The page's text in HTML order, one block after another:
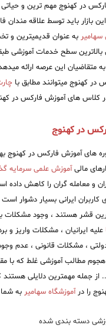
در کهنوج مهم ترین و
بازار باید توسط علاقه
به عنوان قدیمیترین و
بالاترین سطح خدمات آموزشی
به متقاضیان این عرصه ارائه
کهنوج میتوانند مطابق با
کلاس های آموزش فارکس در
در کهنوج
های آموزش فارکس در کهنوج
مالیآموزش علمی سرمایه
و معامله گران را کاهش داده
ایرانی بسیار دشوار است ،
قشر هستند ، وجود مشکلات
علیه ایرانیان ، مشکلات واریز و
، مشکلات قانونی ، عدم
هجوم مطالب آموزشی غلط که با
از جمله مهمترین دلایلی
را درآموزشگاه سهامیر به
دسته بندی شده